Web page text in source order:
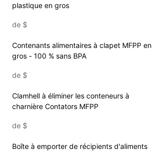
plastique en gros
de $
Contenants alimentaires à clapet MFPP en
gros - 100 % sans BPA
de $
Clamhell à éliminer les conteneurs à
charnière Contators MFPP
de $
Boîte à emporter de récipients d'aliments